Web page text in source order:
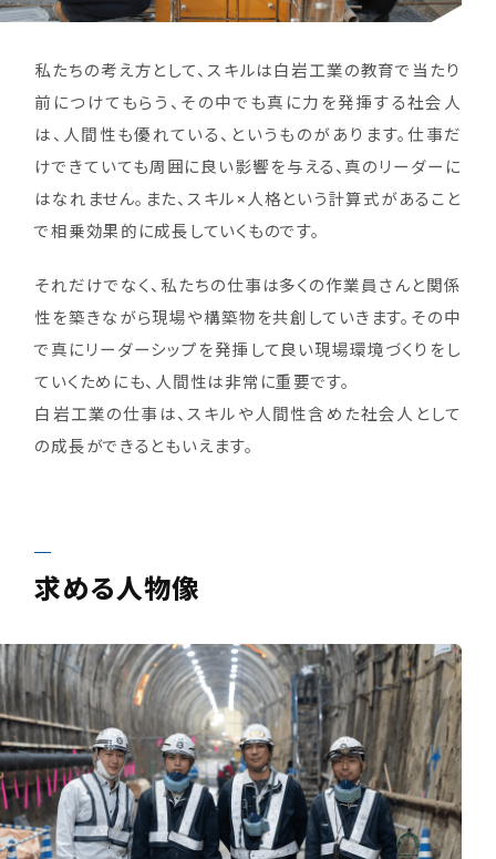
私たちの考え方として、スキルは白岩工業の教育で当たり
前につけてもらう、その中でも真に力を発揮する社会人
は、人間性も優れている、というものがあります。仕事だ
けできていても周囲に良い影響を与える、真のリーダーに
はなれません。また、スキル×人格という計算式があること
で相乗効果的に成長していくものです。
それだけでなく、私たちの仕事は多くの作業員さんと関係
性を築きながら現場や構築物を共創していきます。その中
で真にリーダーシップを発揮して良い現場環境づくりをし
ていくためにも、人間性は非常に重要です。
白岩工業の仕事は、スキルや人間性含めた社会人として
の成長ができるともいえます。
求める人物像